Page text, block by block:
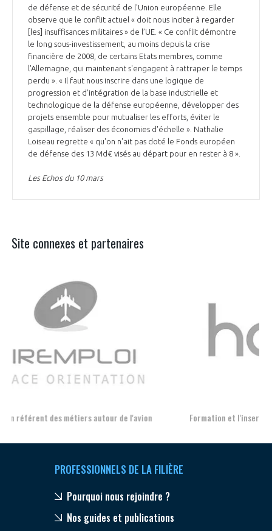
de défense et de sécurité de l'Union européenne. Elle
observe que le conflit actuel « doit nous inciter à regarder
[les] insuffisances militaires » de l’UE. « Ce conflit démontre
le long sous-investissement, au moins depuis la crise
financière de 2008, de certains Etats membres, comme
l'Allemagne, qui maintenant s'engagent à rattraper le temps
perdu ». « Il faut nous inscrire dans une logique de
progression et d'intégration de la base industrielle et
technologique de la défense européenne, développer des
projets ensemble pour mutualiser les efforts, éviter le
gaspillage, réaliser des économies d'échelle ». Nathalie
Loiseau regrette « qu'on n'ait pas doté le Fonds européen
de défense des 13 Md€ visés au départ pour en rester à 8 ».
Les Echos du 10 mars
Site connexes et partenaires
Formation et l'insertion de personnes en situation de handicap
PROFESSIONNELS DE LA FILIÈRE
Pourquoi nous rejoindre ?
Nos guides et publications